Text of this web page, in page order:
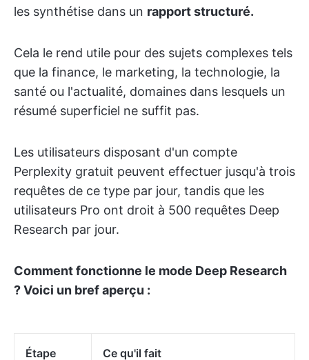
les synthétise dans un rapport structuré.
Cela le rend utile pour des sujets complexes tels
que la finance, le marketing, la technologie, la
santé ou l'actualité, domaines dans lesquels un
résumé superficiel ne suffit pas.
Les utilisateurs disposant d'un compte
Perplexity gratuit peuvent effectuer jusqu'à trois
requêtes de ce type par jour, tandis que les
utilisateurs Pro ont droit à 500 requêtes Deep
Research par jour.
Comment fonctionne le mode Deep Research
? Voici un bref aperçu :
Étape Ce qu'il fait